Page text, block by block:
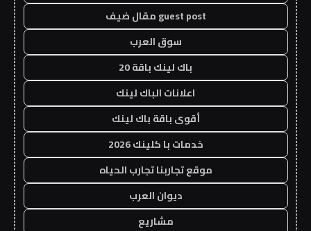
guest post مقال ضيف
سوق العرب
باك لينك باقة 20
اعلانات الباك لينك
أقوى باقة باك لينك
خدمات با كلينك 2026
موقع تجاربنا تجارب الحياه
ديوان العرب
مشاريع